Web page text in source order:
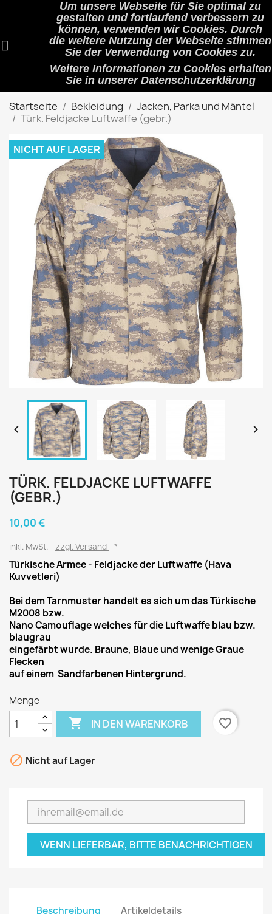
Um unsere Webseite für Sie optimal zu
gestalten und fortlaufend verbessern zu
können, verwenden wir Cookies. Durch
die weitere Nutzung der Webseite stimmen
Sie der Verwendung von Cookies zu.
Weitere Informationen zu Cookies erhalten
Sie in unserer Datenschutzerklärung
shopping_cart (0)

Startseite Bekleidung
Jacken, Parka und Mäntel
Türk. Feldjacke Luftwaffe (gebr.)
NICHT AUF LAGER
 
TÜRK. FELDJACKE LUFTWAFFE
(GEBR.)
10,00 €
inkl. MwSt. zzgl. Versand *
Türkische Armee - Feldjacke der Luftwaffe (Hava
Kuvvetleri)
Bei dem Tarnmuster handelt es sich um das Türkische
M2008 bzw.
Nano Camouflage welches für die Luftwaffe blau bzw.
blaugrau
eingefärbt wurde. Braune, Blaue und wenige Graue
Flecken
auf einem Sandfarbenen Hintergrund.
Menge
 IN DEN WARENKORB favorite_border
 Nicht auf Lager
WENN LIEFERBAR, BITTE BENACHRICHTIGEN
Beschreibung Artikeldetails